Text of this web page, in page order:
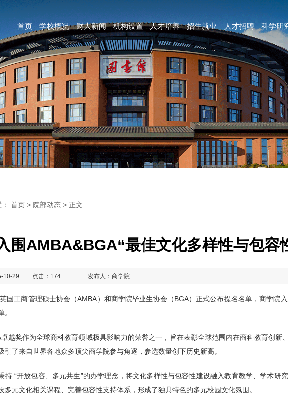
首页 学校概况 财大新闻 机构设置 人才培养 招生就业 人才招聘 科学研
首页 > 院部动态> 正文
围AMBA&BGA“最佳文化多样性与包容
10-29 点击： 174 发布人：商学院
国工商管理硕士协会（AMBA）和商学院毕业生协会（BGA）正式公布提名名单，商学院
。
卓越奖作为全球商科教育领域极具影响力的荣誉之一，旨在表彰全球范围内在商科教育创新
引了来自世界各地众多顶尖商学院参与角逐，参选数量创下历史新高。
持 “开放包容、多元共生”的办学理念，将文化多样性与包容性建设融入教育教学、学术研
多元文化相关课程、完善包容性支持体系，形成了独具特色的多元校园文化氛围。